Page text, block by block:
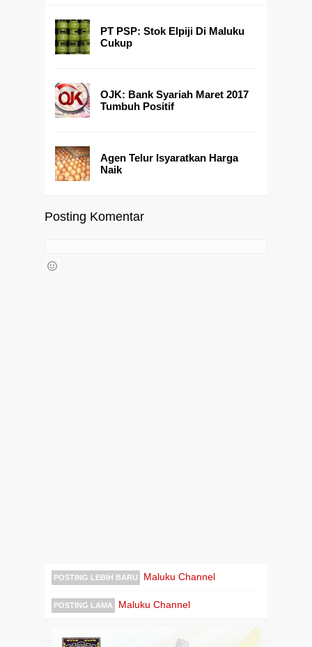
PT PSP: Stok Elpiji Di Maluku
Cukup
OJK: Bank Syariah Maret 2017
Tumbuh Positif
Agen Telur Isyaratkan Harga
Naik
Posting Komentar
POSTING LEBIH BARU Maluku Channel
POSTING LAMA Maluku Channel